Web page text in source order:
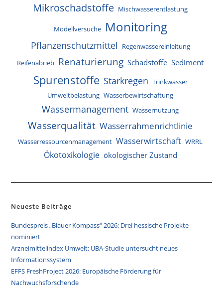
Mikroschadstoffe Mischwasserentlastung
Modellversuche Monitoring
Pflanzenschutzmittel
Regenwassereinleitung
Reifenabrieb Renaturierung Schadstoffe Sediment
Spurenstoffe Starkregen Trinkwasser
Umweltbelastung Wasserbewirtschaftung
Wassermanagement Wassernutzung
Wasserqualität Wasserrahmenrichtlinie
Wasserressourcenmanagement Wasserwirtschaft WRRL
Ökotoxikologie ökologischer Zustand
Neueste Beiträge
Bundespreis „Blauer Kompass“ 2026: Drei hessische Projekte
nominiert
Arzneimittelindex Umwelt: UBA-Studie untersucht neues
Informationssystem
EFFS FreshProject 2026: Europäische Förderung für
Nachwuchsforschende